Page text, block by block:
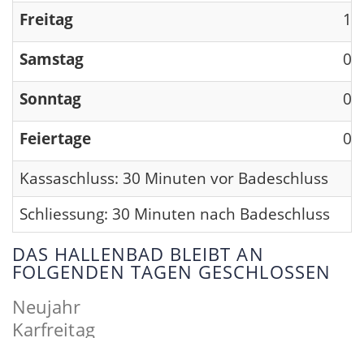
Freitag
Samstag
Sonntag
Feiertage
Kassaschluss: 30 Minuten vor Badeschluss
Schliessung: 30 Minuten nach Badeschluss
DAS HALLENBAD BLEIBT AN
FOLGENDEN TAGEN GESCHLOSSEN
Neujahr
Karfreitag